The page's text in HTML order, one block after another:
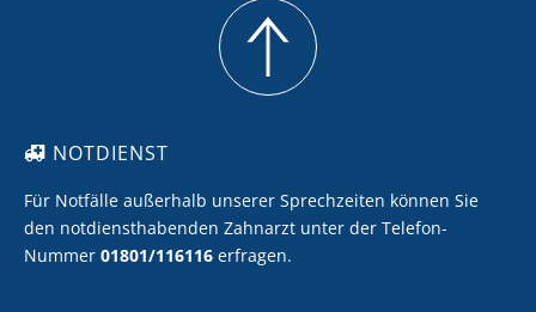
Ich möchte eine professionelle Zahnreinigung
NOTDIENST
Für Notfälle außerhalb unserer Sprechzeiten können Sie
den notdiensthabenden Zahnarzt unter der Telefon-
Nummer 01801/116116 erfragen.